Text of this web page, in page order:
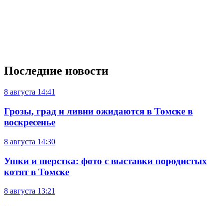
Последние новости
8 августа 14:41
Грозы, град и ливни ожидаются в Томске в
воскресенье
8 августа 14:30
Ушки и шерстка: фото с выставки породистых
котят в Томске
8 августа 13:21